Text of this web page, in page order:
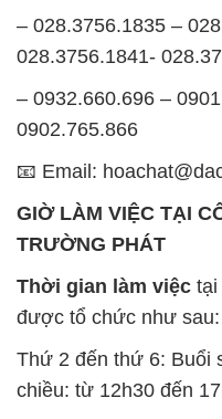
– 028.3756.1835 –
028.3756.1841-
– 0932.660.696 –
0902.765.866
📧 Email:
GIỜ LÀM VIỆC TẠI
TRƯỜNG PHÁT
Thời gian làm việc tại
được tổ chức như sau:
Thứ 2 đến thứ 6: Buổi
chiều: từ 12h30 đến